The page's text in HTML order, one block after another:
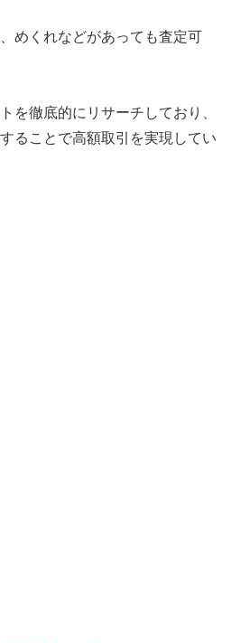
めくれなどがあっても査定可
を徹底的にリサーチしており、
ることで高額取引を実現してい